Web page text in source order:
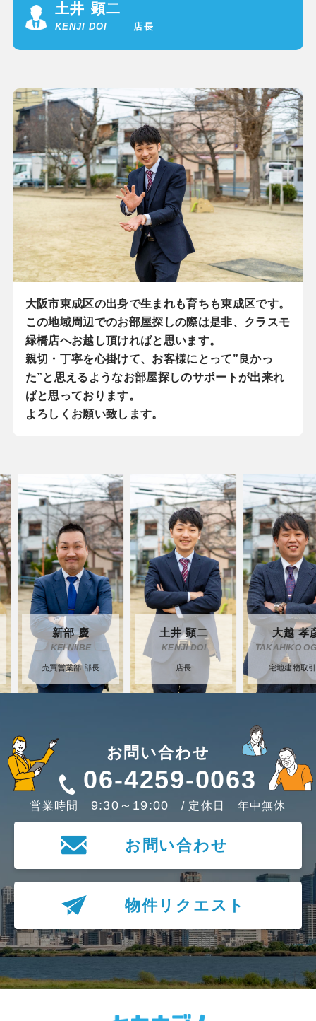
土井 顕二
KENJI DOI 店長
大阪市東成区の出身で生まれも育ちも東成区です。
この地域周辺でのお部屋探しの際は是非、クラスモ
緑橋店へお越し頂ければと思います。
親切・丁寧を心掛けて、お客様にとって”良かっ
た”と思えるようなお部屋探しのサポートが出来れ
ばと思っております。
よろしくお願い致します。
新部 慶
KEI NIIBE
売買営業部 部長
土井 顕二
KENJI DOI
店長
大越 孝彦
TAKAHIKO
宅地建物取引士
お問い合わせ
06-4259-0063
営業時間 9:30～19:00 / 定休日 年中無休
お問い合わせ
物件リクエスト